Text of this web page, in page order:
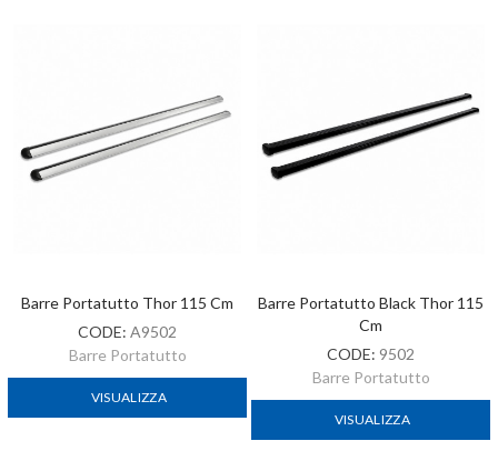
Barre Portatutto Thor 115 Cm
CODE: A9502
Barre Portatutto
VISUALIZZA
Barre Portatutto Black Thor 115
Cm
CODE: 9502
Barre Portatutto
VISUALIZZA